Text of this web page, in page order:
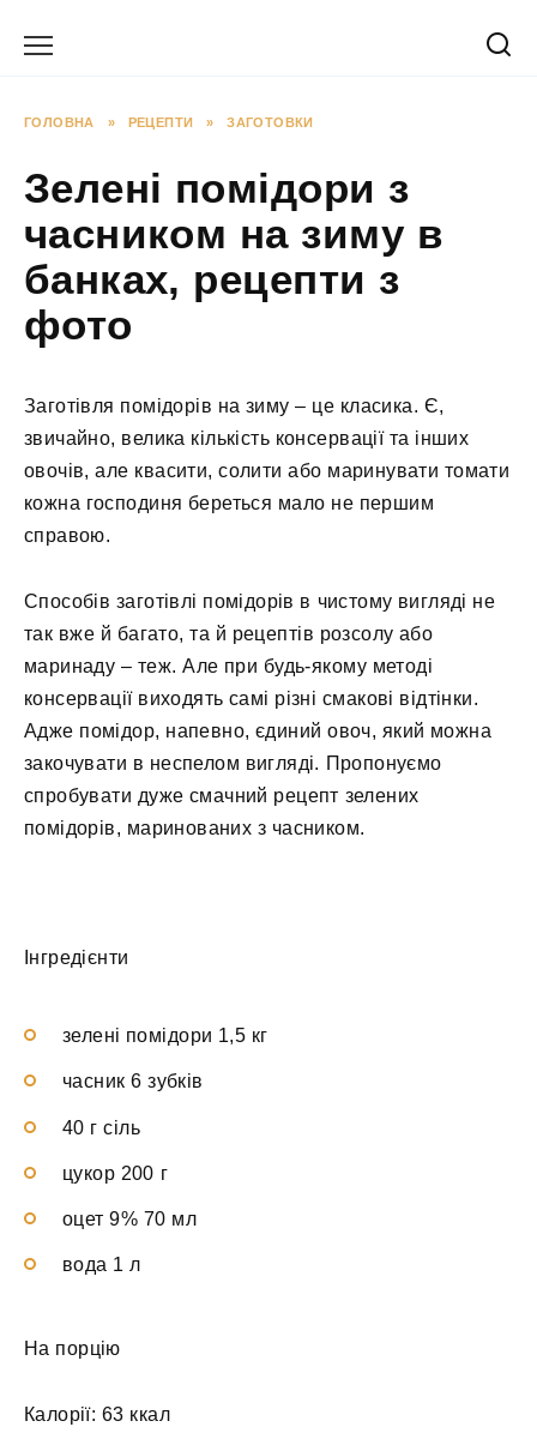
ГОЛОВНА » РЕЦЕПТИ » ЗАГОТОВКИ
Зелені помідори з
часником на зиму в
банках, рецепти з
фото
Заготівля помідорів на зиму – це класика. Є,
звичайно, велика кількість консервації та інших
овочів, але квасити, солити або маринувати томати
кожна господиня береться мало не першим
справою.
Способів заготівлі помідорів в чистому вигляді не
так вже й багато, та й рецептів розсолу або
маринаду – теж. Але при будь-якому методі
консервації виходять самі різні смакові відтінки.
Адже помідор, напевно, єдиний овоч, який можна
закочувати в неспелом вигляді. Пропонуємо
спробувати дуже смачний рецепт зелених
помідорів, маринованих з часником.
Інгредієнти
зелені помідори 1,5 кг
часник 6 зубків
40 г сіль
цукор 200 г
оцет 9% 70 мл
вода 1 л
На порцію
Калорії: 63 ккал